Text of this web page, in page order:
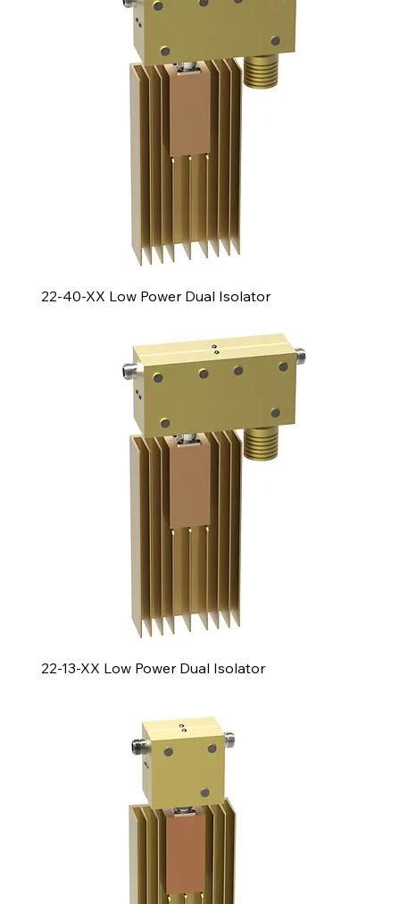
22-40-XX Low Power Dual Isolator
22-13-XX Low Power Dual Isolator